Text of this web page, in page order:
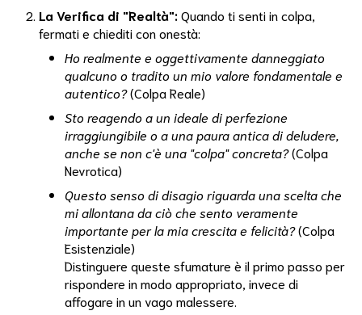
La Verifica di "Realtà":Quando ti senti in colpa,
fermati e chiediti con onestà:
Ho realmente e oggettivamente danneggiato
qualcuno o tradito un mio valore fondamentale e
autentico?(Colpa Reale)
Sto reagendo a un ideale di perfezione
irraggiungibile o a una paura antica di deludere,
anche se non c'è una "colpa" concreta?(Colpa
Nevrotica)
Questo senso di disagio riguarda una scelta che
mi allontana da ciò che sento veramente
importante per la mia crescita e felicità?(Colpa
Esistenziale)
Distinguere queste sfumature è il primo passo per
rispondere in modo appropriato, invece di
affogare in un vago malessere.
Intestino E
Bioergetica
Irretimenti
Lasciareandare
Lasciare
Inconscia